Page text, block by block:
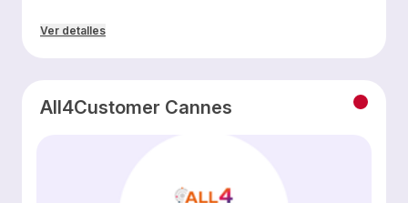
Ver detalles
All4Customer Cannes